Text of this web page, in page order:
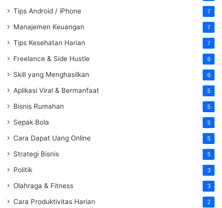
Tips Android / iPhone 7
Manajemen Keuangan 7
Tips Kesehatan Harian 7
Freelance & Side Hustle 6
Skill yang Menghasilkan 6
Aplikasi Viral & Bermanfaat 5
Bisnis Rumahan 5
Sepak Bola 5
Cara Dapat Uang Online 5
Strategi Bisnis 5
Politik 3
Olahraga & Fitness 3
Cara Produktivitas Harian 2